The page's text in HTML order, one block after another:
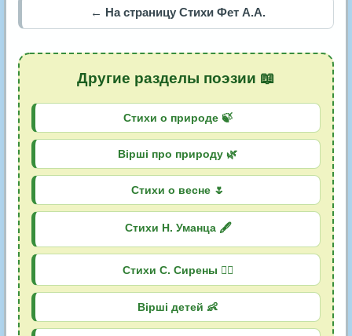
← На страницу Стихи Фет А.А.
Другие разделы поэзии 📖
Стихи о природе 🍃
Вірші про природу 🌿
Стихи о весне 🌷
Стихи Н. Уманца 🖋️
Стихи С. Сирены 🧜‍♀️
Вірші детей 👶